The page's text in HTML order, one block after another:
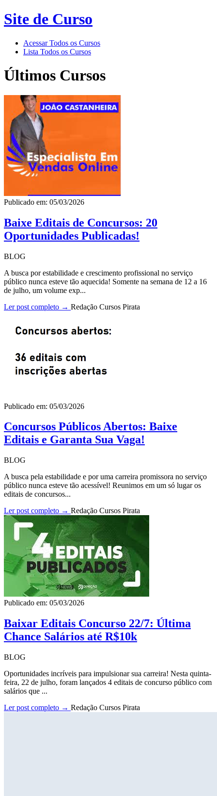
Site de Curso
Acessar Todos os Cursos
Lista Todos os Cursos
Últimos Cursos
Publicado em: 05/03/2026
Baixe Editais de Concursos: 20
Oportunidades Publicadas!
BLOG
A busca por estabilidade e crescimento profissional no serviço
público nunca esteve tão aquecida! Somente na semana de 12 a 16
de julho, um volume exp...
Ler post completo → Redação Cursos Pirata
Publicado em: 05/03/2026
Concursos Públicos Abertos: Baixe
Editais e Garanta Sua Vaga!
BLOG
A busca pela estabilidade e por uma carreira promissora no serviço
público nunca esteve tão acessível! Reunimos em um só lugar os
editais de concursos...
Ler post completo → Redação Cursos Pirata
Publicado em: 05/03/2026
Baixar Editais Concurso 22/7: Última
Chance Salários até R$10k
BLOG
Oportunidades incríveis para impulsionar sua carreira! Nesta quinta-
feira, 22 de julho, foram lançados 4 editais de concurso público com
salários que ...
Ler post completo → Redação Cursos Pirata